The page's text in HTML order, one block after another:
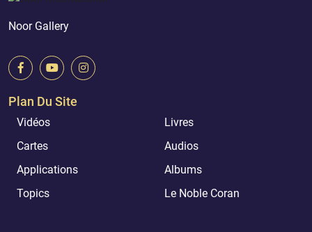
Noor Gallery
Plan Du Site
Vidéos
Livres
Cartes
Audios
Applications
Albums
Topics
Le Noble Coran